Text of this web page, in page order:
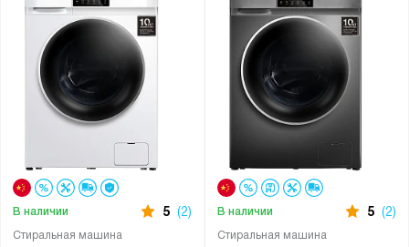
Стиральная машина
В наличии 5 (2)
Стиральная машина
В наличии 5 (2)